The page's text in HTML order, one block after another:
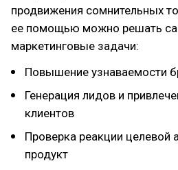
продвижения сомнительных
ее помощью можно решать
маркетинговые задачи:
Повышение узнаваемости
Генерация лидов и
клиентов
Проверка реакции целевой
продукт